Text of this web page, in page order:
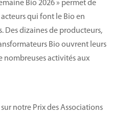
Bio 2026 » permet de
qui font le Bio en
Des dizaines de producteurs,
Bio ouvrent leurs
nombreuses activités aux
notre Prix des Associations